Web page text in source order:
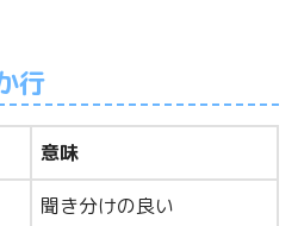
行
意味
聞き分けの良い